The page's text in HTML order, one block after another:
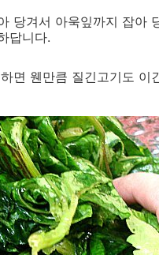
당겨서 아욱잎까지 잡아
답니다.
면 웬만큼 질긴고기도 이